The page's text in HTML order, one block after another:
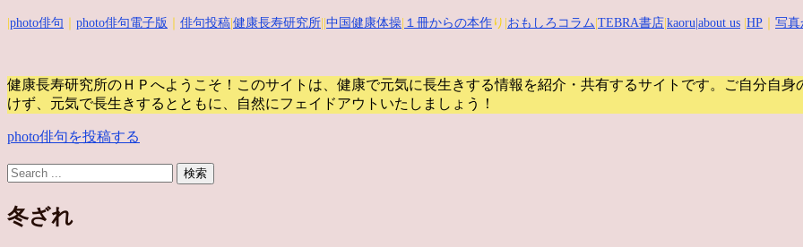
photo俳句 photo俳句電子版 俳句投稿 健康長寿研究所 中国健康体操 １冊からの本作 り| おもしろコラム TEBRA書店 kaoru |about us HP 写真
健康長寿研究所のＨＰへようこそ！このサイトは、健康で元気に長生きする情報を紹介・共有するサイトです。
ご自分自身
けず、元気で長生きするとともに、自然にフェイドアウトいたしましょう！
photo俳句を投稿する
冬ざれ